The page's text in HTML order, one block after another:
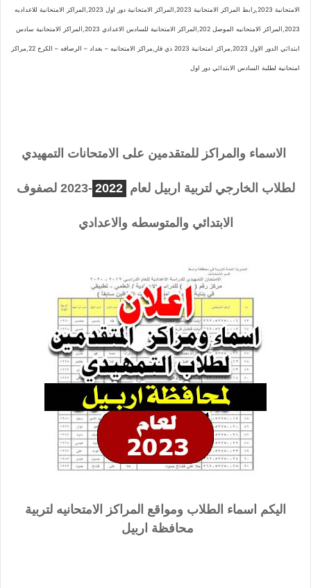
الامتحانية 2023,رابط المراكز الامتحانية 2023,المراكز الامتحانية دور اول 2023,المراكز الامتحانية للاعداديه
2023,المراكز الامتحانيه الموصل 202,المراكز الامتحانية للسادس الاعدادي 2023,المراكز الامتحانية سادس
ابتدائي الدور الاول 2023,مراكز امتحانية 2023 ذي قار,مراكز الامتحانيه – بغداد – الرصافه – الكرخ 22,مراكز
امتحانية لطلبة السادس الابتدائي دور اول
الاسماء والمراكز للمتقدمين على الامتحانات التمهيدي
لطلاب الخارجي لتربية اربيل لعام 2022 -2023 لصفوف
الابتدائي والمتوسطه والاعدادي
اليكم اسماء الطلاب ومواقع المراكز الامتحانيه لتربية
محافظة اربيل